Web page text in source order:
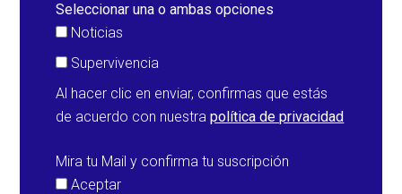
Seleccionar una o ambas opciones
Noticias
Supervivencia
Al hacer clic en enviar, confirmas que estás
de acuerdo con nuestrapolítica de privacidad
Mira tu Mail y confirma tu suscripción
Aceptar